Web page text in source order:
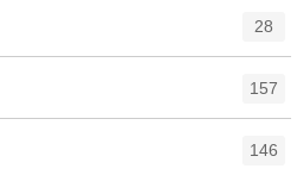
28
157
146